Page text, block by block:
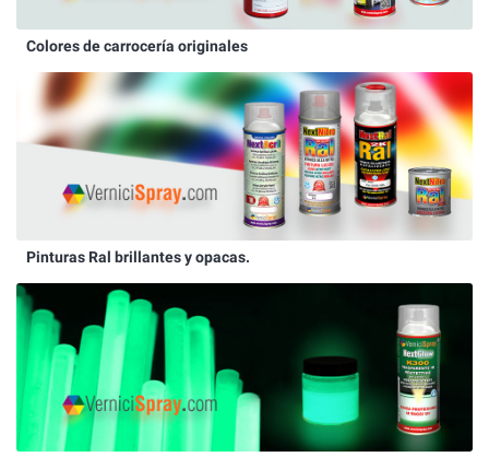
Colores de carrocería originales
Pinturas Ral brillantes y opacas.